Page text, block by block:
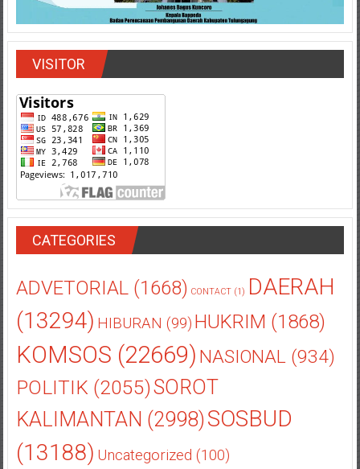
VISITOR
CATEGORIES
ADVETORIAL(1668) CONTACT(1) DAERAH
(13294) HIBURAN (99) HUKRIM (1868)
KOMSOS (22669) NASIONAL(934)
POLITIK(2055)SOROT
KALIMANTAN (2998)SOSBUD
(13188) Uncategorized (100)